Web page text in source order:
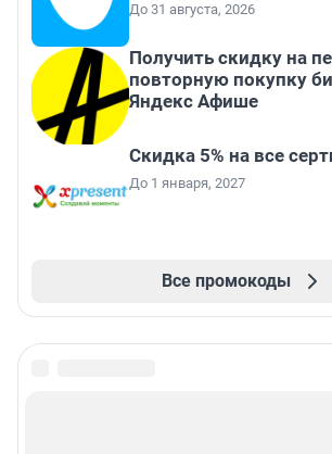
До 31 августа, 2026
Получить скидку на
повторную покупку
Яндекс Афише
Скидка 5% на все
До 1 января, 2027
Все промокоды